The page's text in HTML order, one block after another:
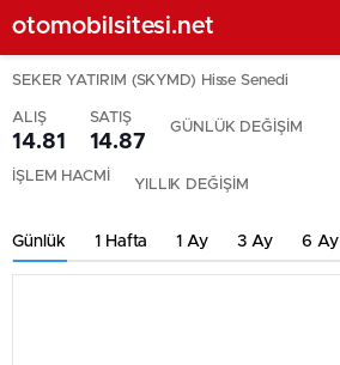
otomobilsitesi.net
SEKER YATIRIM (SKYMD) Hisse Senedi
ALIŞ
14.81
SATIŞ
14.87
GÜNLÜK DEĞİŞİM
İŞLEM HACMİ YILLIK DEĞİŞİM
Günlük 1 Hafta 1 Ay 3 Ay 6 Ay